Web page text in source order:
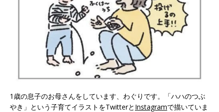
1歳の息子のお母さんをしています、わぐりです。「ハハのつぶ
やき」という子育てイラストをTwitterと Instagramで描いていま